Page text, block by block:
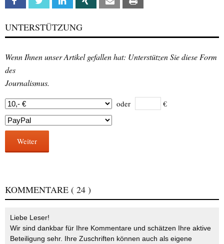
UNTERSTÜTZUNG
Wenn Ihnen unser Artikel gefallen hat: Unterstützen Sie diese Form
des
Journalismus.
oder €
Weiter
KOMMENTARE ( 24 )
Liebe Leser!
Wir sind dankbar für Ihre Kommentare und schätzen Ihre aktive
Beteiligung sehr. Ihre Zuschriften können auch als eigene